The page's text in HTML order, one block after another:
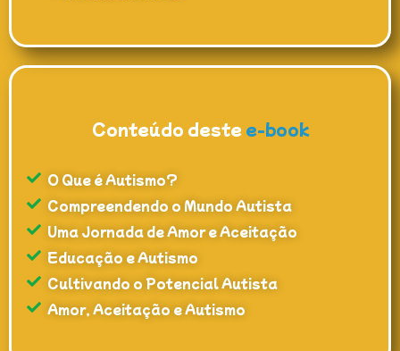
Conteúdo destee-book
O Que é Autismo?
Compreendendo o Mundo Autista
Uma Jornada de Amor e Aceitação
Educação e Autismo
Cultivando o Potencial Autista
Amor, Aceitação e Autismo